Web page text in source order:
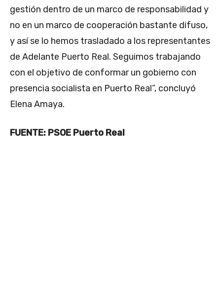
gestión dentro de un marco de responsabilidad y
no en un marco de cooperación bastante difuso,
y así se lo hemos trasladado a los representantes
de Adelante Puerto Real. Seguimos trabajando
con el objetivo de conformar un gobierno con
presencia socialista en Puerto Real”, concluyó
Elena Amaya.
FUENTE: PSOE Puerto Real